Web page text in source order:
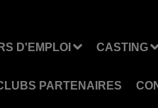
D'EMPLOI CASTING
PARTENAIRES